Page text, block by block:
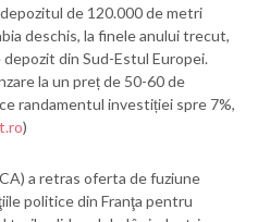
de 120.000 de metri
deschis, la finele anului trecut,
din Sud-Estul Europei.
la un preț de 50-60 de
randamentul investiției spre 7%,
)
a retras oferta de fuziune
politice din Franţa pentru